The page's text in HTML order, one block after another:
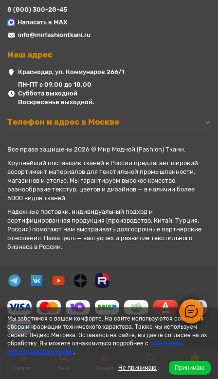
Мы заботимся о вашем комфорте. На сайте используются cookie для
сбора информации технического характера. Также мы используем
сервис Яндекс.Метрика. Оставаясь на сайте, вы даёте согласие на их
обработку. Вы можете ознакомиться подробнее с политикой
использования cookie.
Не принимаю Принимаю
8 (800) 300-28-45
Написать в MAX
info@mirfashiontkani.ru
Наш адрес
Краснодар, ул. Коммунаров 266/1
ПН-ПТ с 09.00 до 18.00
Суббота выходной
Воскресенье выходной.
Телефон и адрес в Москве
Все права защищены 2026 © Мир Модной (Fashion) Ткани.
Крупнейший поставщик тканей в России предлагает широкий
ассортимент материалов для текстильной промышленности,
магазинов и ателье. Мы гарантируем высокое качество,
разнообразие текстур, цветов и дизайнов — в наличии более
5000 видов тканей.
Надежные поставки, индивидуальный подход и
сертифицированная продукция (производство: Китай, Турция,
Россия) помогают нам выстраивать долгосрочные партнерские
отношения. Наша цель — ваш успех и развитие текстильного
бизнеса в России.
Каталог Поиск Аккаунт Закладки Корзина